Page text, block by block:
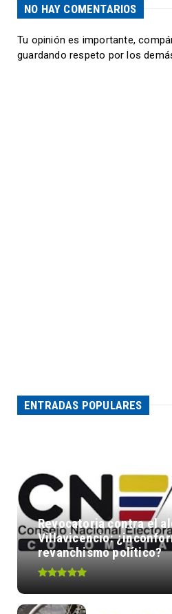
NO HAY COMENTARIOS
Tu opinión es importante,
guardando respeto por los
ENTRADAS POPULARES
Revocatoria contra el
Villavicencio:
revanchismo político?